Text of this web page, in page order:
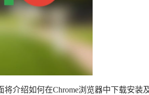
介绍如何在Chrome浏览器中下载安装